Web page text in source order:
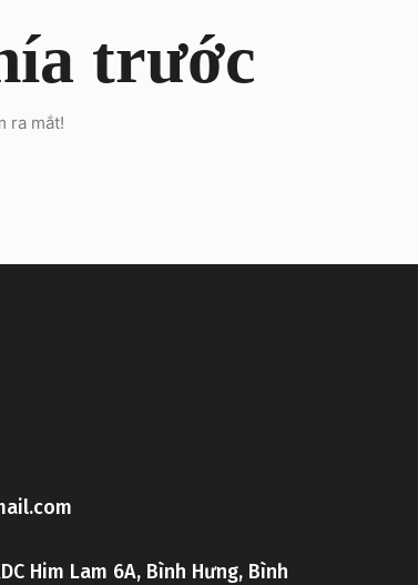
trước
ra mắt!
Him Lam 6A, Bình Hưng, Bình